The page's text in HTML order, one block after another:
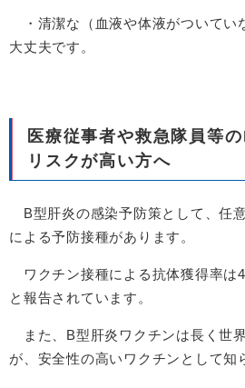
・清潔な（血液や体液がついてい
大丈夫です。
医療従事者や救急隊員等
リスクが高い方へ
B型肝炎の感染予防策として、任
による予防接種があります。
ワクチン接種による抗体獲得率は
と報告されています。
また、B型肝炎ワクチンは長く世
が、安全性の高いワクチンとして知